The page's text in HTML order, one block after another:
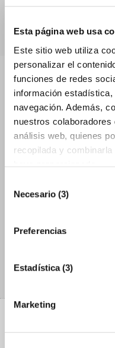
Esta página web usa
Este sitio web utiliza
personalizar el
funciones de redes
información
navegación. Además,
nuestros
análisis web, quienes
recopilada y
Necesario (3)
Preferencias
Estadística (3)
Marketing
MÁS